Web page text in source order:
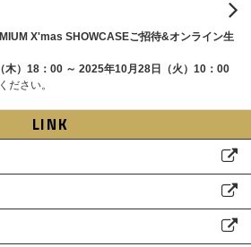
X'mas SHOWCASEご招待&オンライン生
木）18：00 ～ 2025年10月28日（火）10：00
ださい。
LINK